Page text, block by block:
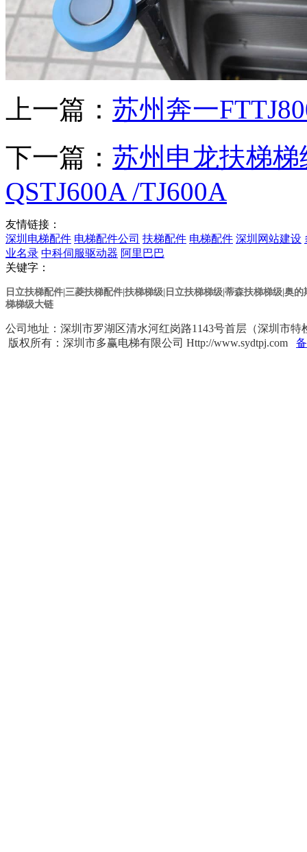
上一篇： 苏州奔一
下一篇： 苏州申龙扶梯梯
QSTJ600A /TJ600A
友情链接：
深圳电梯配件 电梯配件公司 扶梯配件 电梯配件 深圳网站建设
业名录 中科伺服驱动器 阿里巴巴
关键字：
日立扶梯配件|三菱扶梯配件|扶梯梯级|日立扶梯梯级 |蒂森扶梯梯级 |奥
梯梯级大链
公司地址：深圳市罗湖区清水河红岗路1143号首层（深圳市
版权所有：深圳市多赢电梯有限公司 Http://www.sydtpj.com